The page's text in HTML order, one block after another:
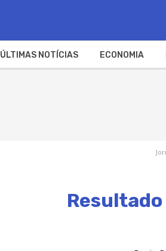
ÚLTIMAS NOTÍCIAS ECONOMIA